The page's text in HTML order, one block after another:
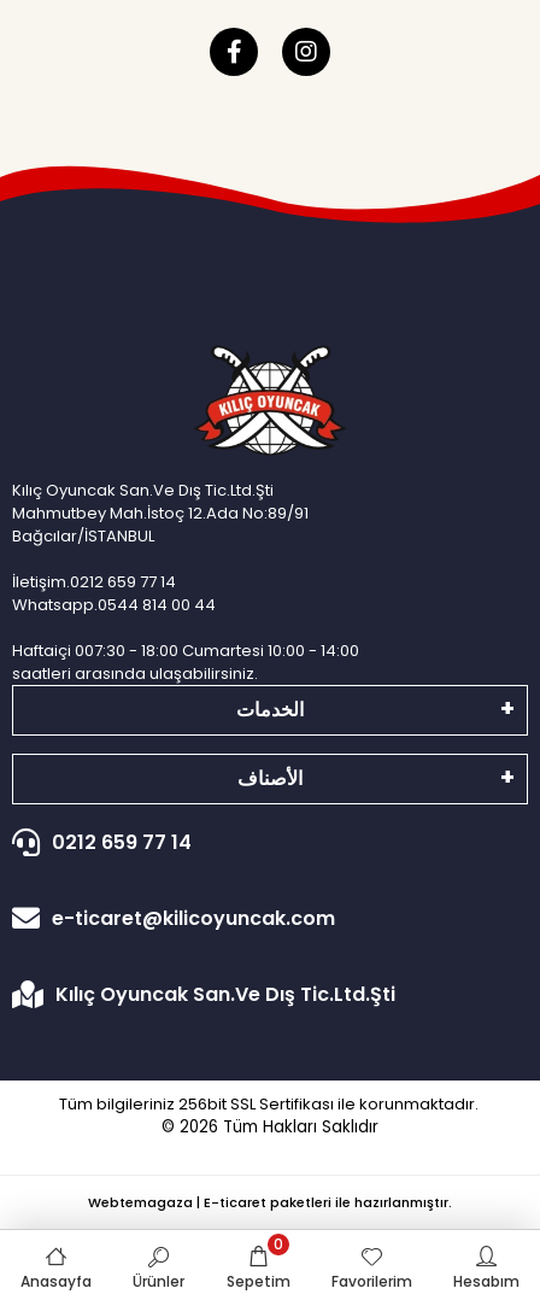
Kılıç Oyuncak San.Ve Dış Tic.Ltd.Şti
Mahmutbey Mah.İstoç 12.Ada No:89/91
Bağcılar/İSTANBUL
İletişim.0212 659 77 14
Whatsapp.0544 814 00 44
Haftaiçi 007:30 - 18:00 Cumartesi 10:00 - 14:00
saatleri arasında ulaşabilirsiniz.
الخدمات
الأصناف
0212 659 77 14
e-ticaret@kilicoyuncak.com
Kılıç Oyuncak San.Ve Dış Tic.Ltd.Şti
Tüm bilgileriniz 256bit SSL Sertifikası ile korunmaktadır.
© 2026 Tüm Hakları Saklıdır
Anasayfa Ürünler Sepetim
0
Favorilerim
Hesabım
Webtemagaza | E-ticaret paketleri ile hazırlanmıştır.